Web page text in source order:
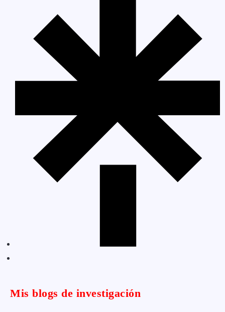
Mis blogs de investigación